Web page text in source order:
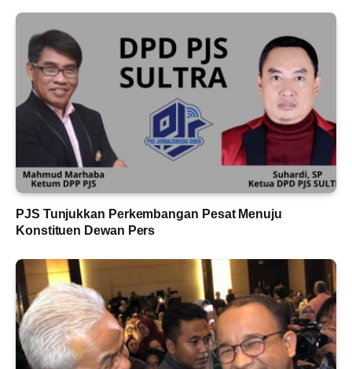
PJS Tunjukkan Perkembangan Pesat Menuju
Konstituen Dewan Pers